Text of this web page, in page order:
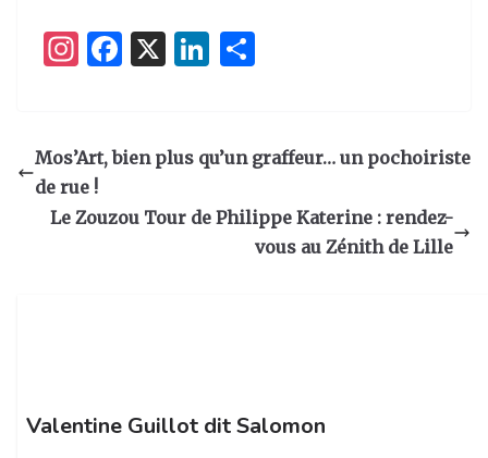
I
a
g
ra
F
e
o
X
Li
e
n
g
Mos’Art, bien plus qu’un graffeur… un pochoiriste
de rue !
Le Zouzou Tour de Philippe Katerine : rendez-
vous au Zénith de Lille
Valentine Guillot dit Salomon